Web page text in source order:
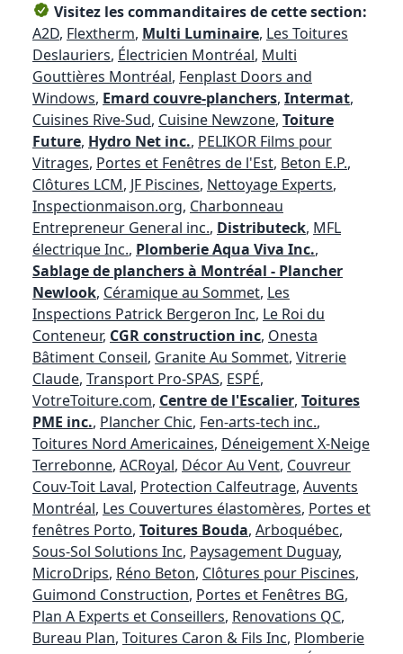
Visitez les commanditaires de cette section:
A2D, Flextherm, Multi Luminaire, Les Toitures
Deslauriers, Électricien Montréal, Multi
Gouttières Montréal, Fenplast Doors and
Windows, Emard couvre-planchers, Intermat,
Cuisines Rive-Sud, Cuisine Newzone, Toiture
Future, Hydro Net inc., PELIKOR Films pour
Vitrages, Portes et Fenêtres de l'Est, Beton E.P.,
Clôtures LCM, JF Piscines, Nettoyage Experts,
Inspectionmaison.org, Charbonneau
Entrepreneur General inc., Distributeck, MFL
électrique Inc., Plomberie Aqua Viva Inc.,
Sablage de planchers à Montréal - Plancher
Newlook, Céramique au Sommet, Les
Inspections Patrick Bergeron Inc, Le Roi du
Conteneur, CGR construction inc, Onesta
Bâtiment Conseil, Granite Au Sommet, Vitrerie
Claude, Transport Pro-SPAS, ESPÉ,
VotreToiture.com, Centre de l'Escalier, Toitures
PME inc., Plancher Chic, Fen-arts-tech inc.,
Toitures Nord Americaines, Déneigement X-Neige
Terrebonne, ACRoyal, Décor Au Vent, Couvreur
Couv-Toit Laval, Protection Calfeutrage, Auvents
Montréal, Les Couvertures élastomères, Portes et
fenêtres Porto, Toitures Bouda, Arboquébec,
Sous-Sol Solutions Inc, Paysagement Duguay,
MicroDrips, Réno Beton, Clôtures pour Piscines,
Guimond Construction, Portes et Fenêtres BG,
Plan A Experts et Conseillers, Renovations QC,
Bureau Plan, Toitures Caron & Fils Inc, Plomberie